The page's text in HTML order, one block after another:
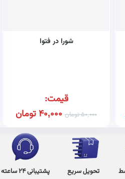
شورا در فتوا
قیمت:
50,000تومان 40,000تومان
تحویل سریع پشتیبانی 24 ساعته